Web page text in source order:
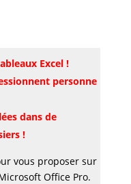
Excel !
personne
dans de
!
vous proposer sur
Office Pro.